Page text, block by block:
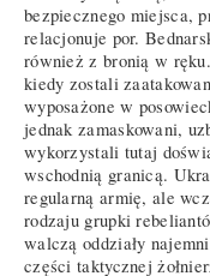
bezpiecznego miejsca,
relacjonuje por.
również z bronią w
kiedy zostali
wyposażone w
jednak zamaskowani,
wykorzystali tutaj
wschodnią granicą.
regularną armię, ale
rodzaju grupki
walczą oddziały
części taktycznej